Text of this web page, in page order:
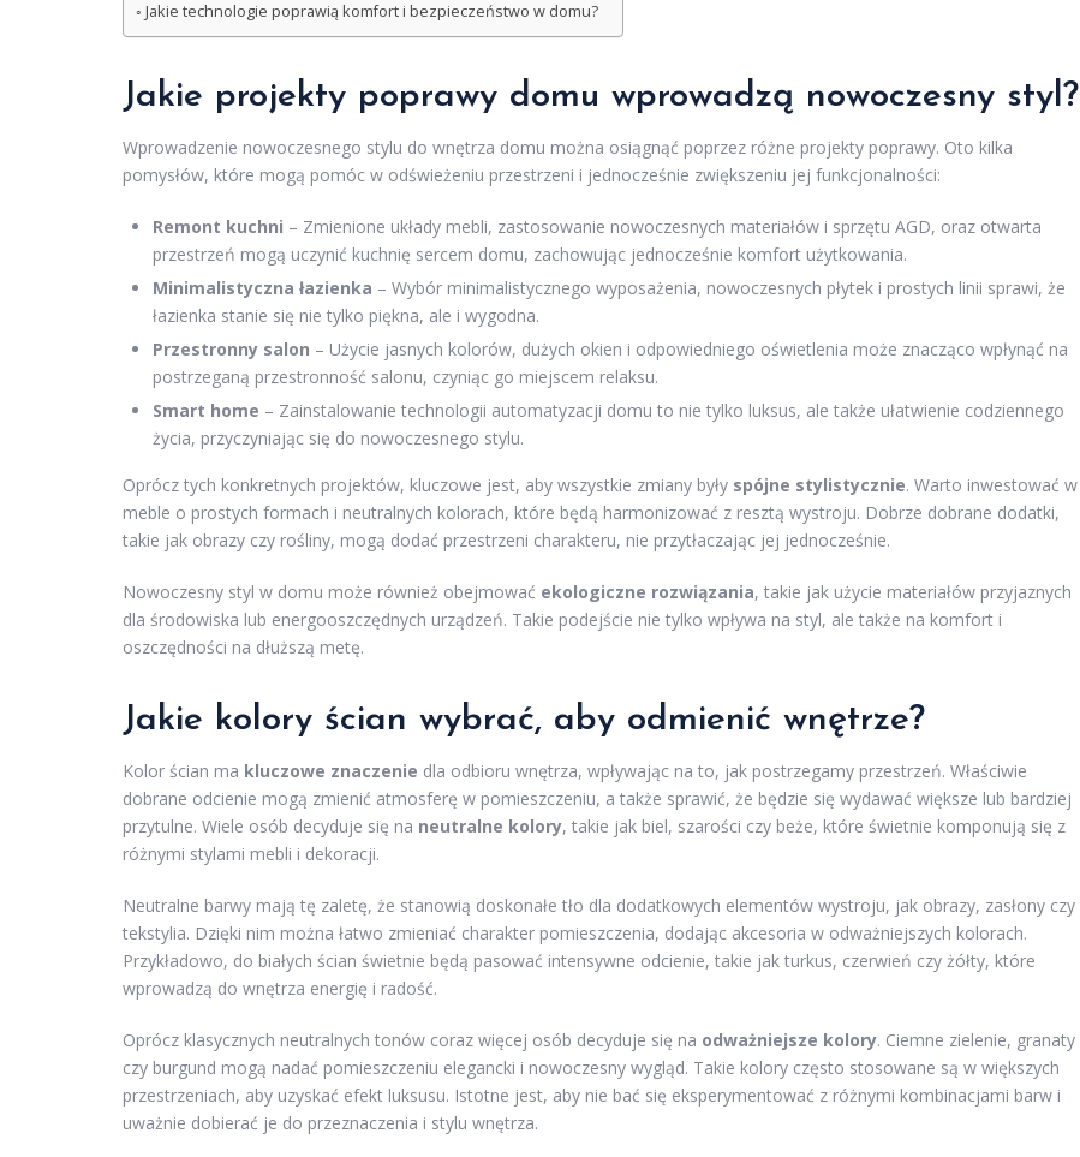
Jakie technologie poprawią komfort i bezpieczeństwo w domu?
Jakie projekty poprawy domu wprowadzą nowoczesny styl?
Wprowadzenie nowoczesnego stylu do wnętrza domu można osiągnąć poprzez różne projekty poprawy. Oto kilka
pomysłów, które mogą pomóc w odświeżeniu przestrzeni i jednocześnie zwiększeniu jej funkcjonalności:
Remont kuchni – Zmienione układy mebli, zastosowanie nowoczesnych materiałów i sprzętu AGD, oraz otwarta
przestrzeń mogą uczynić kuchnię sercem domu, zachowując jednocześnie komfort użytkowania.
Minimalistyczna łazienka – Wybór minimalistycznego wyposażenia, nowoczesnych płytek i prostych linii sprawi, że
łazienka stanie się nie tylko piękna, ale i wygodna.
Przestronny salon – Użycie jasnych kolorów, dużych okien i odpowiedniego oświetlenia może znacząco wpłynąć na
postrzeganą przestronność salonu, czyniąc go miejscem relaksu.
Smart home – Zainstalowanie technologii automatyzacji domu to nie tylko luksus, ale także ułatwienie codziennego
życia, przyczyniając się do nowoczesnego stylu.
Oprócz tych konkretnych projektów, kluczowe jest, aby wszystkie zmiany były spójne stylistycznie. Warto inwestować w
meble o prostych formach i neutralnych kolorach, które będą harmonizować z resztą wystroju. Dobrze dobrane dodatki,
takie jak obrazy czy rośliny, mogą dodać przestrzeni charakteru, nie przytłaczając jej jednocześnie.
Nowoczesny styl w domu może również obejmować ekologiczne rozwiązania, takie jak użycie materiałów przyjaznych
dla środowiska lub energooszczędnych urządzeń. Takie podejście nie tylko wpływa na styl, ale także na komfort i
oszczędności na dłuższą metę.
Jakie kolory ścian wybrać, aby odmienić wnętrze?
Kolor ścian ma kluczowe znaczenie dla odbioru wnętrza, wpływając na to, jak postrzegamy przestrzeń. Właściwie
dobrane odcienie mogą zmienić atmosferę w pomieszczeniu, a także sprawić, że będzie się wydawać większe lub bardziej
przytulne. Wiele osób decyduje się na neutralne kolory, takie jak biel, szarości czy beże, które świetnie komponują się z
różnymi stylami mebli i dekoracji.
Neutralne barwy mają tę zaletę, że stanowią doskonałe tło dla dodatkowych elementów wystroju, jak obrazy, zasłony czy
tekstylia. Dzięki nim można łatwo zmieniać charakter pomieszczenia, dodając akcesoria w odważniejszych kolorach.
Przykładowo, do białych ścian świetnie będą pasować intensywne odcienie, takie jak turkus, czerwień czy żółty, które
wprowadzą do wnętrza energię i radość.
Oprócz klasycznych neutralnych tonów coraz więcej osób decyduje się na odważniejsze kolory. Ciemne zielenie, granaty
czy burgund mogą nadać pomieszczeniu elegancki i nowoczesny wygląd. Takie kolory często stosowane są w większych
przestrzeniach, aby uzyskać efekt luksusu. Istotne jest, aby nie bać się eksperymentować z różnymi kombinacjami barw i
uważnie dobierać je do przeznaczenia i stylu wnętrza.